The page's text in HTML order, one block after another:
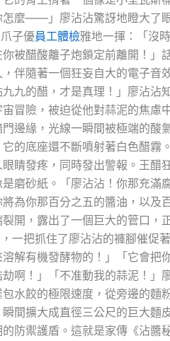
怎麼——」廖沾沾驚訝地瞪大了
子優員工體檢雅地一揮：「沒
被醋酸離子炮鎖定前離開！」
伴隨著一個狂妄自大的電子音
九的醋，才是真理！」廖沾沾
冒險，被迫從他對蒜泥的焦慮
邊緣，光線一瞬間被極端的酸
的底座還不斷噴射著白色醋霧
睛發疼，同時發出警報。王醋
磨砂紙。「廖沾沾！你那充滿
為你那百分之五的醬油，以及
開，露出了一個巨大的管口，
一把抓住了廖沾沾的褲腳催促著
解有機發酵物的！」「它會把
啊！」「不准動我的蒜泥！」
水餃的極限速度，從旁邊的麵
間擴大成直徑三公尺的巨大麵
防禦護盾。這就是家傳《沾醬